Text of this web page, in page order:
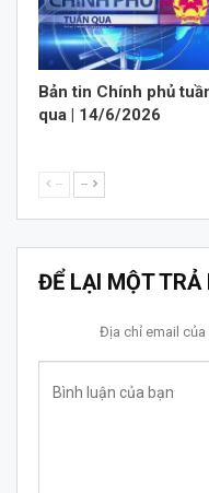
Bản tin Chính phủ
qua | 14/6/2026
-- --
ĐỂ LẠI MỘT TRẢ
Địa chỉ email